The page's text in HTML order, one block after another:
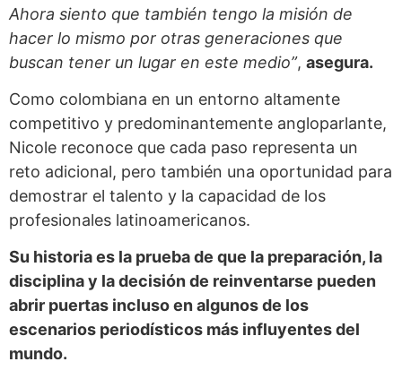
Ahora siento que también tengo la misión de
hacer lo mismo por otras generaciones que
buscan tener un lugar en este medio”, asegura.
Como colombiana en un entorno altamente
competitivo y predominantemente angloparlante,
Nicole reconoce que cada paso representa un
reto adicional, pero también una oportunidad para
demostrar el talento y la capacidad de los
profesionales latinoamericanos.
Su historia es la prueba de que la preparación, la
disciplina y la decisión de reinventarse pueden
abrir puertas incluso en algunos de los
escenarios periodísticos más influyentes del
mundo.